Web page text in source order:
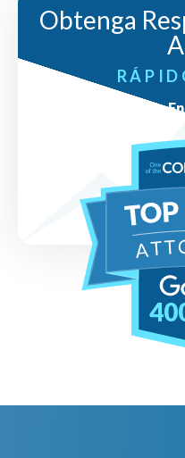
Obtenga
Respuestas